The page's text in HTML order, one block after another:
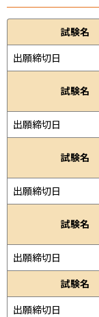
試験名
出願締切日
試験名
出願締切日
試験名
出願締切日
試験名
出願締切日
試験名
出願締切日